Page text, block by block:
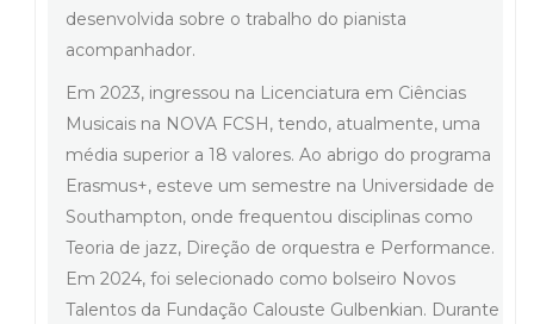
desenvolvida sobre o trabalho do pianista
acompanhador.
Em 2023, ingressou na Licenciatura em Ciências
Musicais na NOVA FCSH, tendo, atualmente, uma
média superior a 18 valores. Ao abrigo do programa
Erasmus+, esteve um semestre na Universidade de
Southampton, onde frequentou disciplinas como
Teoria de jazz, Direção de orquestra e Performance.
Em 2024, foi selecionado como bolseiro Novos
Talentos da Fundação Calouste Gulbenkian. Durante